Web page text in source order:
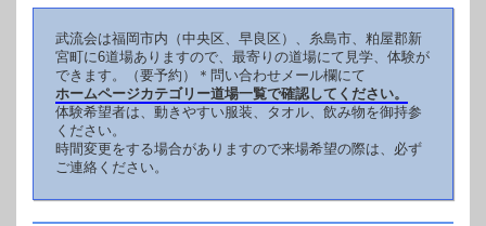
武流会は福岡市内（中央区、早良区）、糸島市、粕屋郡新
宮町に6道場ありますので、最寄りの道場にて見学、体験が
できます。（要予約）＊問い合わせメール欄にて
ホームページカテゴリー道場一覧で確認してください。
体験希望者は、動きやすい服装、タオル、飲み物を御持参
ください。
時間変更をする場合がありますので来場希望の際は、必ず
ご連絡ください。